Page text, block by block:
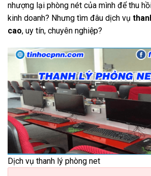
nhượng lại phòng nét của mình để thu
kinh doanh? Nhưng tìm đâu dịch vụ
cao, uy tín, chuyên nghiệp?
Dịch vụ thanh lý phòng net